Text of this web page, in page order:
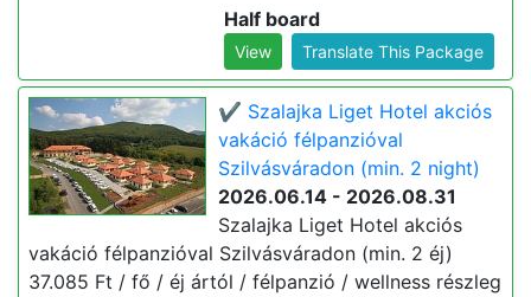
Half board
View Translate This Package
✔️ Szalajka Liget Hotel akciós
vakáció félpanzióval
Szilvásváradon (min. 2 night)
2026.06.14 - 2026.08.31
Szalajka Liget Hotel akciós
vakáció félpanzióval Szilvásváradon (min. 2 éj)
37.085 Ft / fő / éj ártól / félpanzió / wellness részleg